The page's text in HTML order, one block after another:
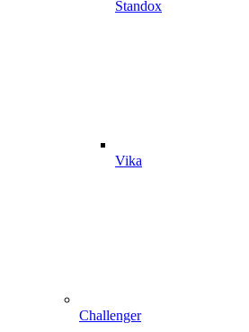
Standox
Vika
Challenger